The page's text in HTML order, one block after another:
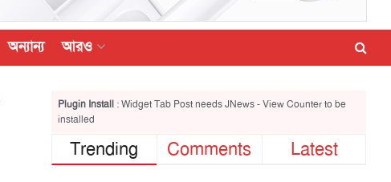
অন্যান্য আরও
Plugin Install: Widget Tab Post needs JNews - View Counter to be
installed
Trending Comments Latest